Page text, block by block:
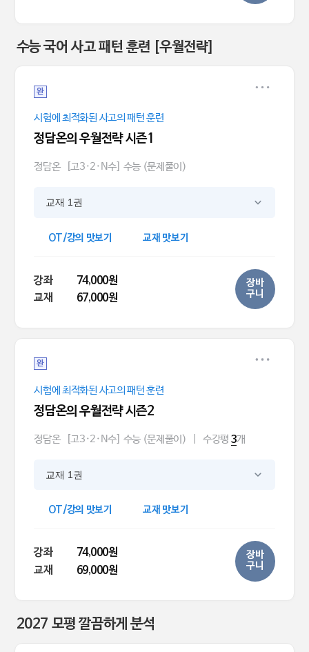
수능 국어 사고 패턴 훈련 [우월전략]
완
시험에 최적화된 사고의 패턴 훈련
정담온의 우월전략 시즌1
정담온 [고3·2·N수] 수능 (문제풀이)
교재 1권
OT/강의 맛보기 교재 맛보기
강좌
74,000원
교재
67,000원
장바
구니
완
시험에 최적화된 사고의 패턴 훈련
정담온의 우월전략 시즌2
정담온 [고3·2·N수] 수능 (문제풀이) 수강평 3개
교재 1권
OT/강의 맛보기 교재 맛보기
강좌
74,000원
교재
69,000원
장바
구니
2027 모평 깔끔하게 분석